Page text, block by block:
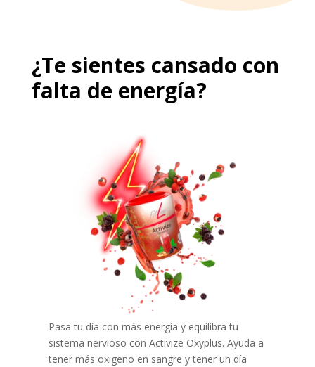
¿Te sientes cansado con
falta de energía?
Pasa tu día con más energía y equilibra tu
sistema nervioso con Activize Oxyplus. Ayuda a
tener más oxigeno en sangre y tener un día